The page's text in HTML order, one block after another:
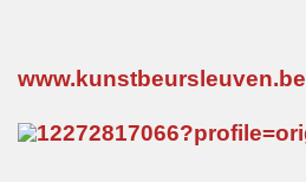
www.kunstbeursleuven.be